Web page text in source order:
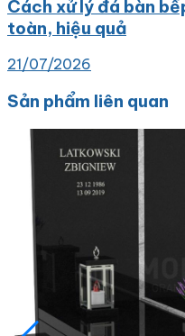
Cách xử lý đá bàn
toàn, hiệu quả
21/07/2026
Sản phẩm liên quan